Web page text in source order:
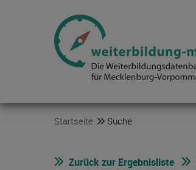
Startseite Suche
Zurück zur Ergebnisliste